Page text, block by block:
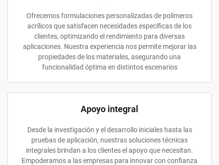
Ofrecemos formulaciones personalizadas de polímeros
acrílicos que satisfacen necesidades específicas de los
clientes, optimizando el rendimiento para diversas
aplicaciones. Nuestra experiencia nos permite mejorar las
propiedades de los materiales, asegurando una
funcionalidad óptima en distintos escenarios
Apoyo integral
Desde la investigación y el desarrollo iniciales hasta las
pruebas de aplicación, nuestras soluciones técnicas
integrales brindan a los clientes el apoyo que necesitan.
Empoderamos a las empresas para innovar con confianza